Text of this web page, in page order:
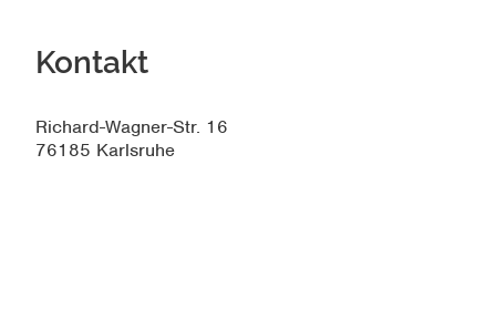
Kontakt
Richard-Wagner-Str. 16
76185 Karlsruhe